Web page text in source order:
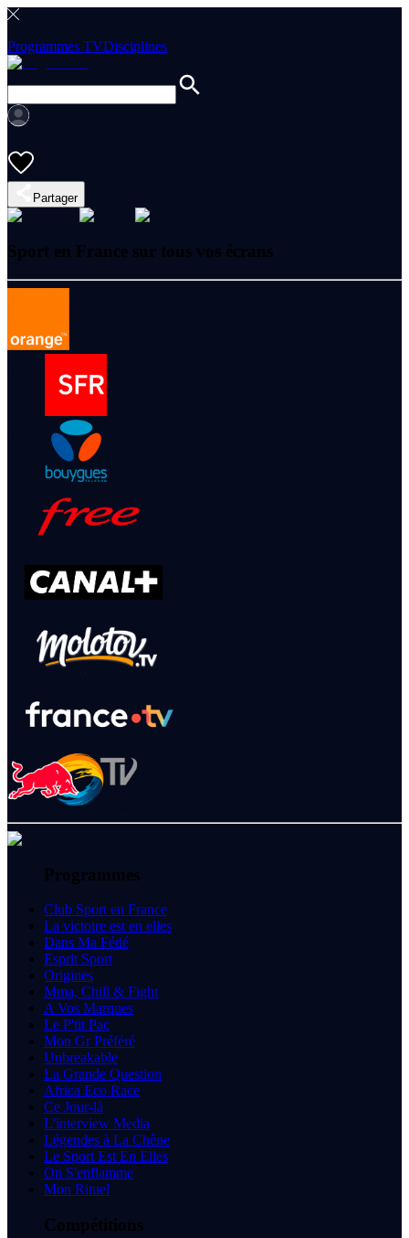
Programmes TVDisciplines
Partager
Sport en France sur tous vos écrans
Programmes
Club Sport en France
La victoire est en elles
Dans Ma Fédé
Esprit Sport
Origines
Mma, Chill & Fight
A Vos Marques
Le P'tit Pac
Mon Gr Préféré
Unbreakable
La Grande Question
Africa Eco Race
Ce Jour-là
L'interview Media
Légendes à La Chêne
Le Sport Est En Elles
On S'enflamme
Mon Rituel
Compétitions